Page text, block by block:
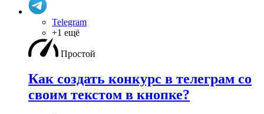
Telegram
+1 ещё
Простой
Как создать конкурс в телеграм со
своим текстом в кнопке?